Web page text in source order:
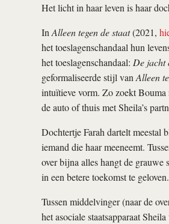
Het licht in haar leven is haar
In Alleen tegen de staat(2021,
het toeslagenschandaal hun
het toeslagenschandaal: De jacht
geformaliseerde stijl van Alleen
intuïtieve vorm. Zo zoekt Bouma
de auto of thuis met Sheila’s
Dochtertje Farah dartelt meestal
iemand die haar meeneemt.
over bijna alles hangt de grauwe
in een betere toekomst te geloven.
Tussen middelvinger (naar de
het asociale staatsapparaat